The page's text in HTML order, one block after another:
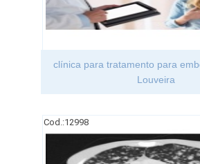
clínica para tratamento para
Louveira
Cod.:12998